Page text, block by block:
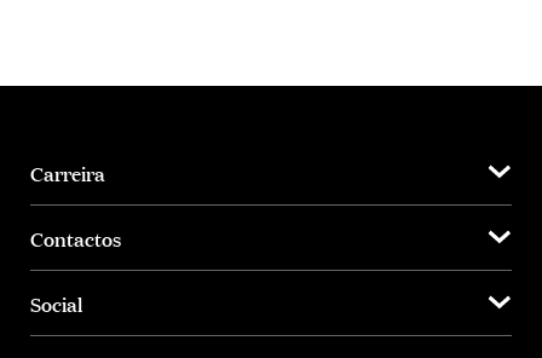
Carreira
Contactos
Social